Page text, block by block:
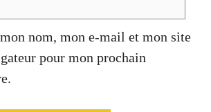
nom, mon e-mail et mon site
pour mon prochain